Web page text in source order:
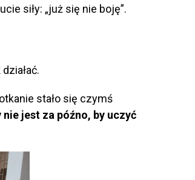
siły: „już się nie boję”.
stało się czymś
nie jest za późno, by uczyć